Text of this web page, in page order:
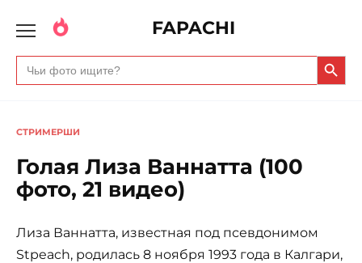
FAPACHI
Search
for:
Search Button
СТРИМЕРШИ
Голая Лиза Ваннатта (100
фото, 21 видео)
Лиза Ваннатта, известная под псевдонимом
Stpeach, родилась 8 ноября 1993 года в Калгари,